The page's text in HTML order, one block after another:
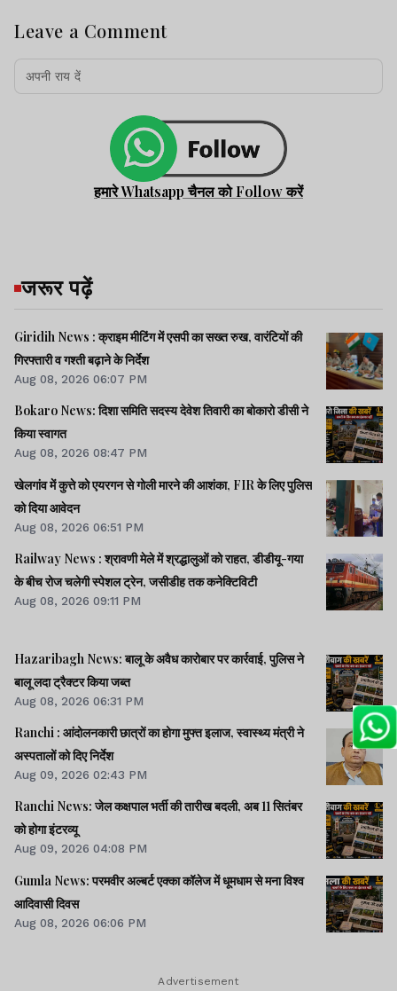
Leave a Comment
हमारे Whatsapp चैनल को Follow करें
जरूर पढ़ें
Giridih News : क्राइम मीटिंग में एसपी का सख्त रुख, वारंटियों की
गिरफ्तारी व गश्ती बढ़ाने के निर्देश
Aug 08, 2026 06:07 PM
Bokaro News: दिशा समिति सदस्य देवेश तिवारी का बोकारो डीसी ने
किया स्वागत
Aug 08, 2026 08:47 PM
खेलगांव में कुत्ते को एयरगन से गोली मारने की आशंका, FIR के लिए पुलिस
को दिया आवेदन
Aug 08, 2026 06:51 PM
Railway News : श्रावणी मेले में श्रद्धालुओं को राहत, डीडीयू-गया
के बीच रोज चलेगी स्पेशल ट्रेन, जसीडीह तक कनेक्टिविटी
Aug 08, 2026 09:11 PM
Hazaribagh News: बालू के अवैध कारोबार पर कार्रवाई, पुलिस ने
बालू लदा ट्रैक्टर किया जब्त
Aug 08, 2026 06:31 PM
Ranchi : आंदोलनकारी छात्रों का होगा मुफ्त इलाज, स्वास्थ्य मंत्री ने
अस्पतालों को दिए निर्देश
Aug 09, 2026 02:43 PM
Ranchi News: जेल कक्षपाल भर्ती की तारीख बदली, अब 11 सितंबर
को होगा इंटरव्यू
Aug 09, 2026 04:08 PM
Gumla News: परमवीर अल्बर्ट एक्का कॉलेज में धूमधाम से मना विश्व
आदिवासी दिवस
Aug 08, 2026 06:06 PM
Advertisement